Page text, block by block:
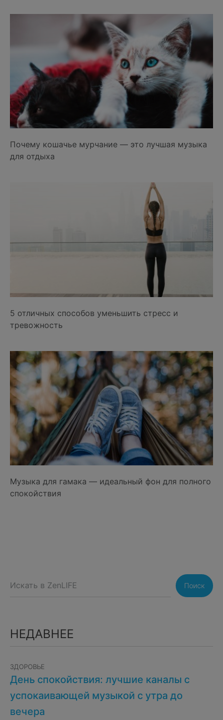
Почему кошачье мурчание — это лучшая музыка
для отдыха
5 отличных способов уменьшить стресс и
тревожность
Музыка для гамака — идеальный фон для полного
спокойствия
Поиск
НЕДАВНЕЕ
ЗДОРОВЬЕ
День спокойствия: лучшие каналы с
успокаивающей музыкой с утра до
вечера